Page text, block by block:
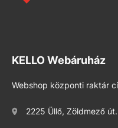
KELLO Webáruház
Webshop központi raktár
2225 Üllő, Zöldmező